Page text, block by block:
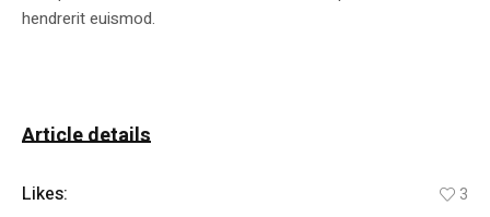
hendrerit euismod.
Article details
Likes: 3